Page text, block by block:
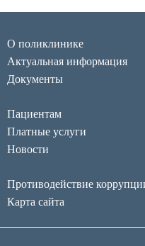
О поликлинике
Актуальная информация
Документы
Пациентам
Платные услуги
Новости
Противодействие
Карта сайта